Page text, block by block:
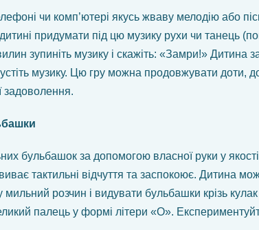
чи комп’ютері якусь жваву мелодію або
придумати під цю музику рухи чи танець
зупиніть музику і скажіть: «Замри!» Дитина
музику. Цю гру можна продовжувати доти,
задоволення.
бульбашок за допомогою власної руки у
тактильні відчуття та заспокоює. Дитина
мильний розчин і видувати бульбашки крізь
палець у формі літери «О».